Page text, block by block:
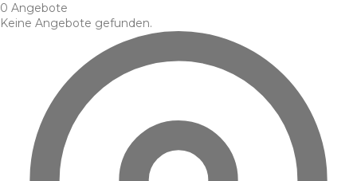
0 Angebote
Keine Angebote gefunden.